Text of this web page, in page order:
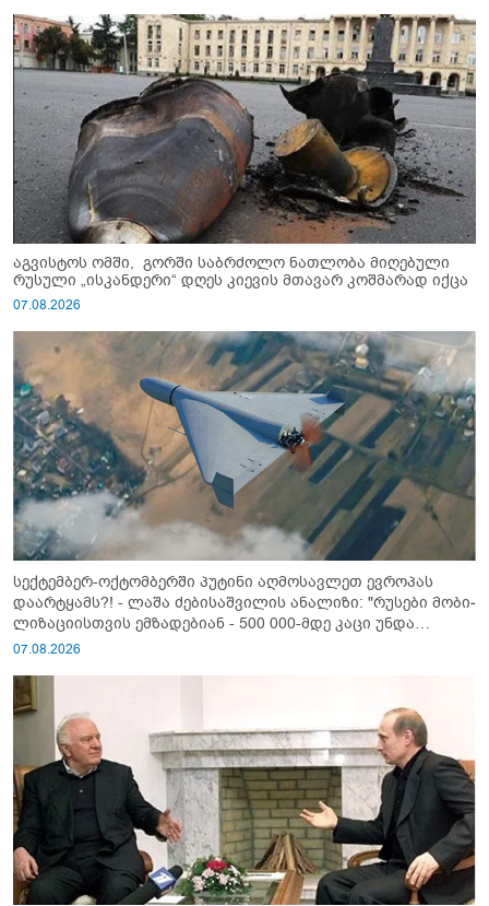
აგვისტოს ომში, გორში საბრძოლო ნათლობა მიღებული
რუსული „ისკანდერი“ დღეს კიევის მთავარ კოშმარად იქცა
07.08.2026
სექტემბერ-ოქტომბერში პუტინი აღმოსავლეთ ევროპას
დაარტყამს?! - ლაშა ძებისაშვილის ანალიზი: "რუსები მობი­
ლიზაციისთვის ემზადებიან - 500 000-მდე კაცი უნდა
გაიწვიონ ომში"
07.08.2026